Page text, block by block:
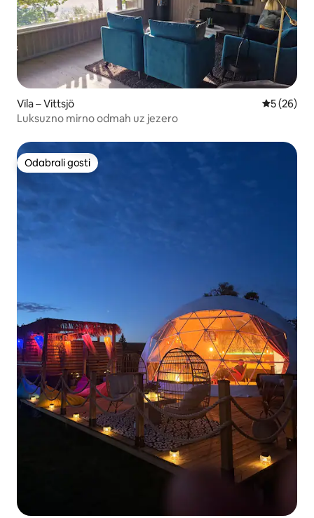
Vila – Vittsjö Prosječna
5 (26)
Luksuzno mirno odmah uz jezero
Odabrali gosti
Odabrali gosti